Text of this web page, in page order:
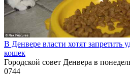
В Денвере власти хотят запретить
кошек
Городской совет Денвера в
0744